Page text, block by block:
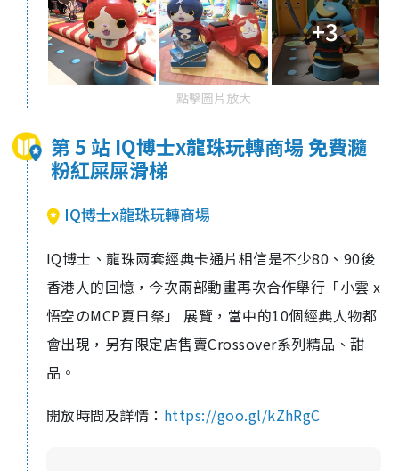
+3
點擊圖片放大
第 5 站 IQ博士x龍珠玩轉商場 免費瀡
粉紅屎屎滑梯
IQ博士x龍珠玩轉商場
IQ博士、龍珠兩套經典卡通片相信是不少80、90後
香港人的回憶，今次兩部動畫再次合作舉行「小雲 x
悟空のMCP夏日祭」 展覽，當中的10個經典人物都
會出現，另有限定店售賣Crossover系列精品、甜
品。
開放時間及詳情： https://goo.gl/kZhRgC